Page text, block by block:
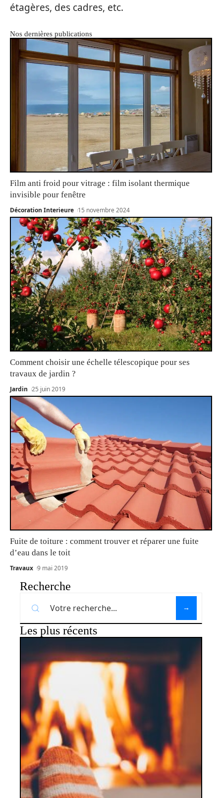
étagères, des cadres, etc.
Nos dernières publications
Film anti froid pour vitrage : film isolant thermique
invisible pour fenêtre
Décoration Interieure 15 novembre 2024
Comment choisir une échelle télescopique pour ses
travaux de jardin ?
Jardin 25 juin 2019
Fuite de toiture : comment trouver et réparer une fuite
d’eau dans le toit
Travaux 9 mai 2019
Recherche
Les plus récents